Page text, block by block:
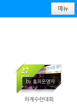
메뉴
27
JUN
by 홈피운영자
3323
하계수련대회